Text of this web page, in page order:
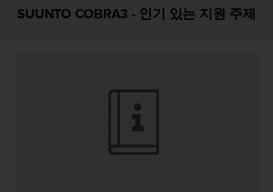
SUUNTO COBRA3 - 인기 있는 지원 주제